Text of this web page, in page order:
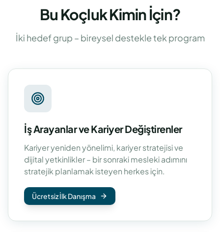
Bu Koçluk Kimin İçin?
İki hedef grup – bireysel destekle tek program
İş Arayanlar ve Kariyer Değiştirenler
Kariyer yeniden yönelimi, kariyer stratejisi ve
dijital yetkinlikler – bir sonraki mesleki adımını
stratejik planlamak isteyen herkes için.
Ücretsiz İlk Danışma